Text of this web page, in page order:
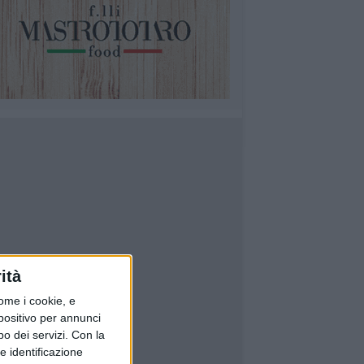
i cookie, e
per annunci
dei servizi. Con la
identificazione